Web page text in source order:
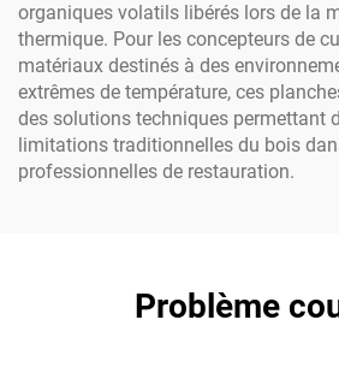
organiques volatils libérés lors de la
thermique. Pour les concepteurs de
matériaux destinés à des
extrêmes de température, ces
des solutions techniques permettant
limitations traditionnelles du bois
professionnelles de restauration.
Problème